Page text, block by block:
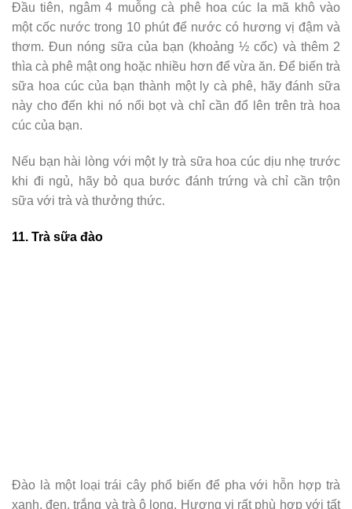
Đầu tiên, ngâm 4 muỗng cà phê hoa cúc la mã khô vào
một cốc nước trong 10 phút để nước có hương vị đậm và
thơm. Đun nóng sữa của bạn (khoảng ½ cốc) và thêm 2
thìa cà phê mật ong hoặc nhiều hơn để vừa ăn. Để biến trà
sữa hoa cúc của bạn thành một ly cà phê, hãy đánh sữa
này cho đến khi nó nổi bọt và chỉ cần đổ lên trên trà hoa
cúc của bạn.
Nếu bạn hài lòng với một ly trà sữa hoa cúc dịu nhẹ trước
khi đi ngủ, hãy bỏ qua bước đánh trứng và chỉ cần trộn
sữa với trà và thưởng thức.
11. Trà sữa đào
Đào là một loại trái cây phổ biến để pha với hỗn hợp trà
xanh, đen, trắng và trà ô long. Hương vị rất phù hợp với tất